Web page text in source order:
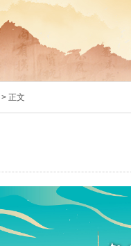
> 正文